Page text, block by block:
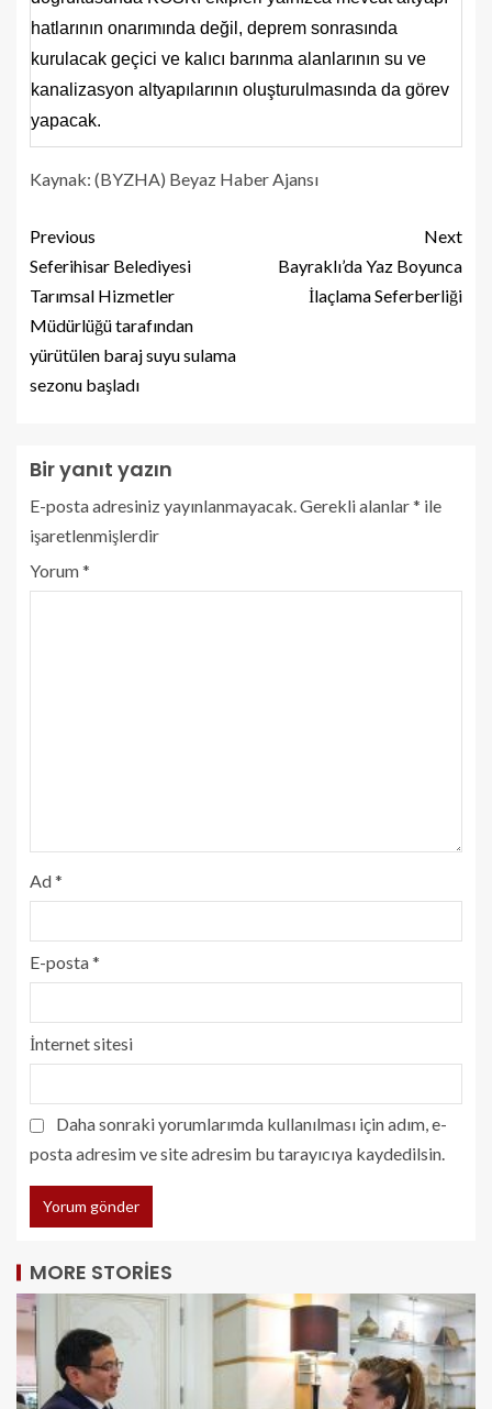
hatlarının onarımında değil, deprem sonrasında
kurulacak geçici ve kalıcı barınma alanlarının su ve
kanalizasyon altyapılarının oluşturulmasında da görev
yapacak.
Kaynak: (BYZHA) Beyaz Haber Ajansı
Previous
Seferihisar Belediyesi
Tarımsal Hizmetler
Müdürlüğü tarafından
yürütülen baraj suyu sulama
sezonu başladı
Next
Bayraklı’da Yaz Boyunca
İlaçlama Seferberliği
Bir yanıt yazın
E-posta adresiniz yayınlanmayacak. Gerekli alanlar* ile
işaretlenmişlerdir
Yorum*
Ad*
E-posta*
İnternet sitesi
Daha sonraki yorumlarımda kullanılması için adım, e-
posta adresim ve site adresim bu tarayıcıya kaydedilsin.
MORE STORIES